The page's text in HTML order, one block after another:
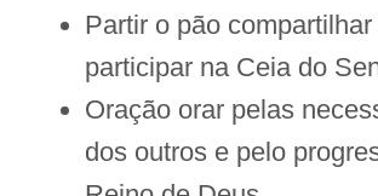
Partir o pão
participar na Ceia do
Oração orar pelas
dos outros e pelo